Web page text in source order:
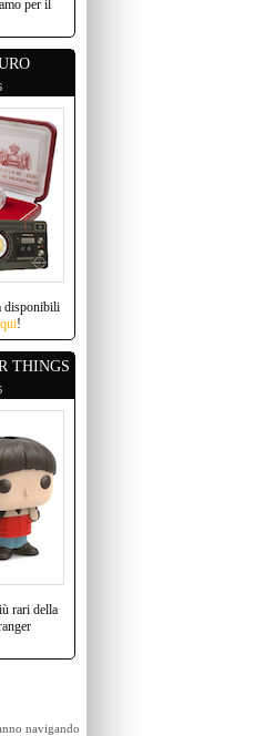
per il
disponibili
qui!
THINGS
rari della
navigando